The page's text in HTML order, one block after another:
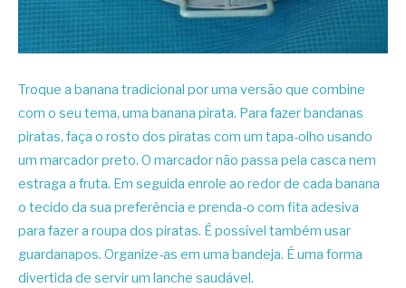
Troque a banana tradicional por uma versão que combine
com o seu tema, uma banana pirata. Para fazer bandanas
piratas, faça o rosto dos piratas com um tapa-olho usando
um marcador preto. O marcador não passa pela casca nem
estraga a fruta. Em seguida enrole ao redor de cada banana
o tecido da sua preferência e prenda-o com fita adesiva
para fazer a roupa dos piratas. É possível também usar
guardanapos. Organize-as em uma bandeja. É uma forma
divertida de servir um lanche saudável.